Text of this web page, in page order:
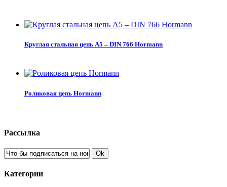
Круглая стальная цепь A5 – DIN 766 Hormann
Роликовая цепь Hormann
Рассылка
Ok
Категории